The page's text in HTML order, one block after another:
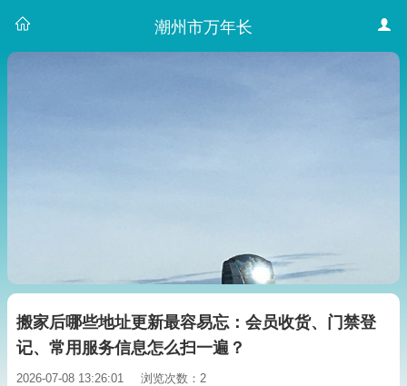
潮州市万年长
搬家后哪些地址更新最容易忘：会员收货、门禁登
记、常用服务信息怎么扫一遍？
2026-07-08 13:26:01 浏览次数：2